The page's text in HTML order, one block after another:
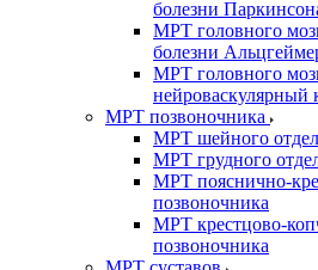
болезни
МРТ головного
болезни
МРТ головного
нейроваскулярный
МРТ позвоночника
МРТ шейного
МРТ грудного
МРТ пояснично-
позвоночника
МРТ крестцово-
позвоночника